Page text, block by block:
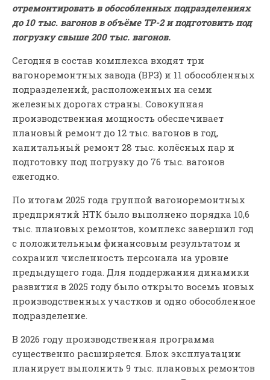
отремонтировать в обособленных подразделениях
до 10 тыс. вагонов в объёме ТР-2 и подготовить под
погрузку свыше 200 тыс. вагонов.
Сегодня в состав комплекса входят три
вагоноремонтных завода (ВРЗ) и 11 обособленных
подразделений, расположенных на семи
железных дорогах страны. Совокупная
производственная мощность обеспечивает
плановый ремонт до 12 тыс. вагонов в год,
капитальный ремонт 28 тыс. колёсных пар и
подготовку под погрузку до 76 тыс. вагонов
ежегодно.
По итогам 2025 года группой вагоноремонтных
предприятий НТК было выполнено порядка 10,6
тыс. плановых ремонтов, комплекс завершил год
с положительным финансовым результатом и
сохранил численность персонала на уровне
предыдущего года. Для поддержания динамики
развития в 2025 году было открыто восемь новых
производственных участков и одно обособленное
подразделение.
В 2026 году производственная программа
существенно расширяется. Блок эксплуатации
планирует выполнить 9 тыс. плановых ремонтов